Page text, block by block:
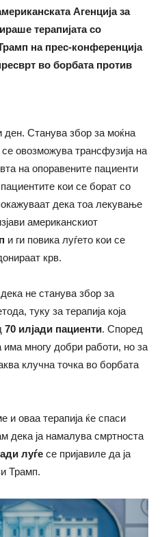
Агенција за
терапијата со
на прес-конференција
во борбата против
ден. Станува збор за моќна
овозможува трансфузија на
на опоравените пациенти
кои се борат со
дека тоа лекување
американскиот
и ги повика луѓето кои се
крв.
не станува збор за
туку за терапија која
70 илјади пациенти. Според
има многу добри работи, но за
клучна точка во борбата
и оваа терапија ќе спаси
дека ја намалува смртноста
луѓе се пријавиле да ја
Трамп.